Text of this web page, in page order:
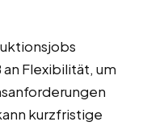
Flexibilität, um
kurzfristige